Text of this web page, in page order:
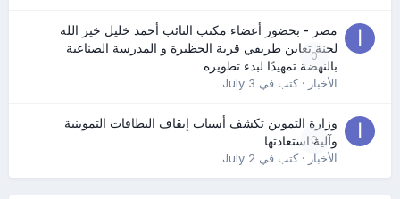
0
مصر - بحضور أعضاء مكتب النائب أحمد خليل خير الله
لجنة تعاين طريقي قرية الحظيرة و المدرسة الصناعية
بالنهضة تمهيدًا لبدء تطويره
الأخبار· كتب في July 3
0
وزارة التموين تكشف أسباب إيقاف البطاقات التموينية
وآلية استعادتها
الأخبار· كتب في July 2